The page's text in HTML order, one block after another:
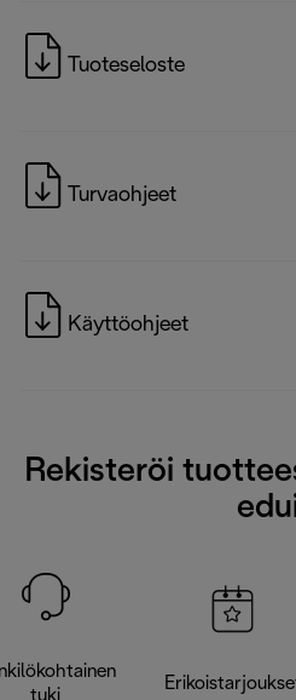
Tuoteseloste
Turvaohjeet
Käyttöohjeet
Rekisteröi
tuki